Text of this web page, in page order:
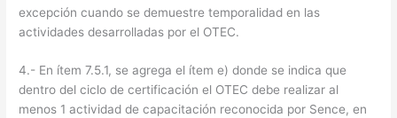
excepción cuando se demuestre temporalidad en las
actividades desarrolladas por el OTEC.
4.- En ítem 7.5.1, se agrega el ítem e) donde se indica que
dentro del ciclo de certificación el OTEC debe realizar al
menos 1 actividad de capacitación reconocida por Sence, en